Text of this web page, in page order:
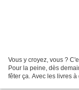
Vous y croyez, vous ?
Pour la peine, dès
fêter ça. Avec les livres